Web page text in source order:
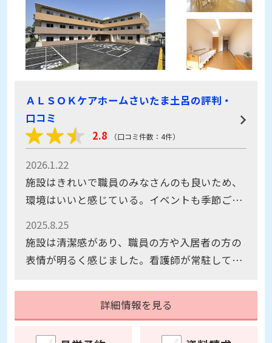
ＡＬＳＯＫケアホームさいたま土呂の評判・
口コミ
2.8
（口コミ件数：4件）
2026.1.22
施設はきれいで職員のみなさんのも良いため、
環境はいいと感じている。イベントも季節ごと
おり良いと思う
2025.8.25
施設は清潔感があり、職員の方や入居者の方の
表情が明るく感じました。看護師が常駐してい
点については、とても安心できると思いまし
詳細情報を見る